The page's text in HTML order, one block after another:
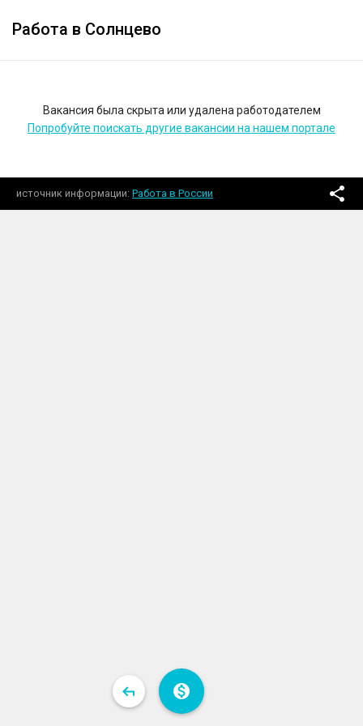
Работа в Солнцево
Вакансия была скрыта или удалена работодателем
Попробуйте поискать другие вакансии на нашем портале
источник информации Работа в России